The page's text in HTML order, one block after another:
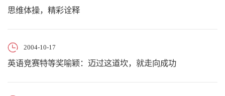
思维体操，精彩诠释
2004-10-17
英语竞赛特等奖喻颖：迈过这道坎，就走向成功